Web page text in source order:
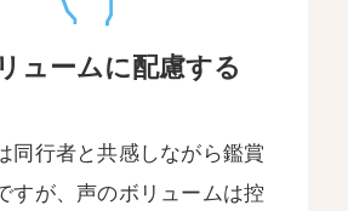
ュームに配慮する
同行者と共感しながら鑑賞
すが、声のボリュームは控